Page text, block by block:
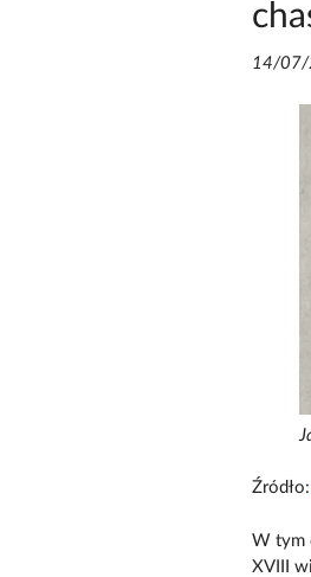
14/07/
Źródło:
W tym
XVIII